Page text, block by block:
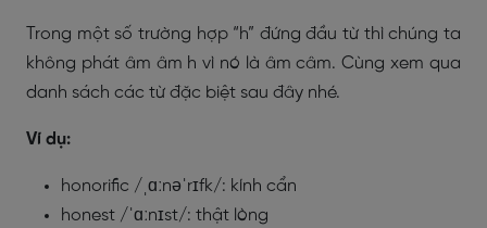
Trong một số trường hợp “h” đứng đầu từ thì chúng ta
không phát âm âm h vì nó là âm câm. Cùng xem qua
danh sách các từ đặc biệt sau đây nhé.
Ví dụ:
honorific /ˌɑːnəˈrɪfk/: kính cẩn
honest /ˈɑːnɪst/: thật lòng